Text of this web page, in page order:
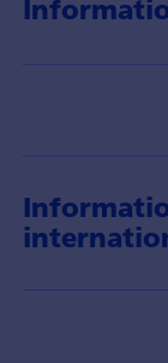
insights
economy
and
it's